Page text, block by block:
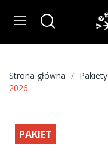
Strona główna Pakiety
2026
PAKIET